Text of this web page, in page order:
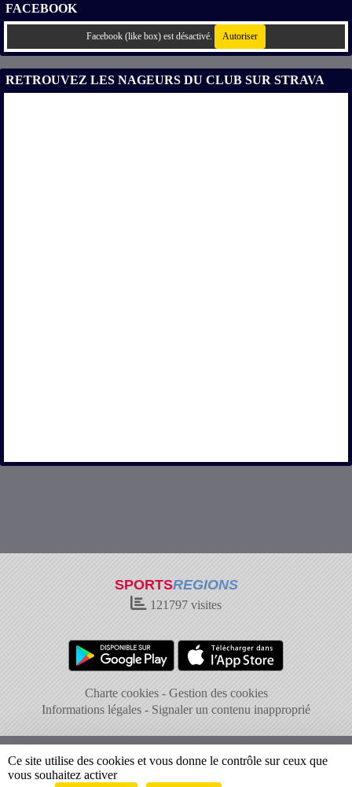
FACEBOOK
Facebook (like box) est désactivé. Autoriser
RETROUVEZ LES NAGEURS DU CLUB SUR STRAVA
SPORTSREGIONS
121797 visites
Charte cookies
Gestion des cookies
Informations légales
Signaler un contenu inapproprié
Ce site utilise des cookies et vous donne le contrôle sur ceux que
vous souhaitez activer